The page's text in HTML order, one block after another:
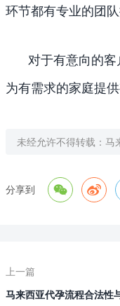
环节都有专业的团
对于有意向的
为有需求的家庭提
未经允许不得转载： 马
分享到  
上一篇
马来西亚代孕流程合法性